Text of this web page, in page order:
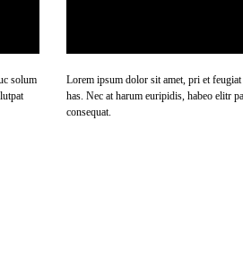
solum
Lorem ipsum dolor sit amet, pri et
has. Nec at harum euripidis, habeo elitr
consequat.